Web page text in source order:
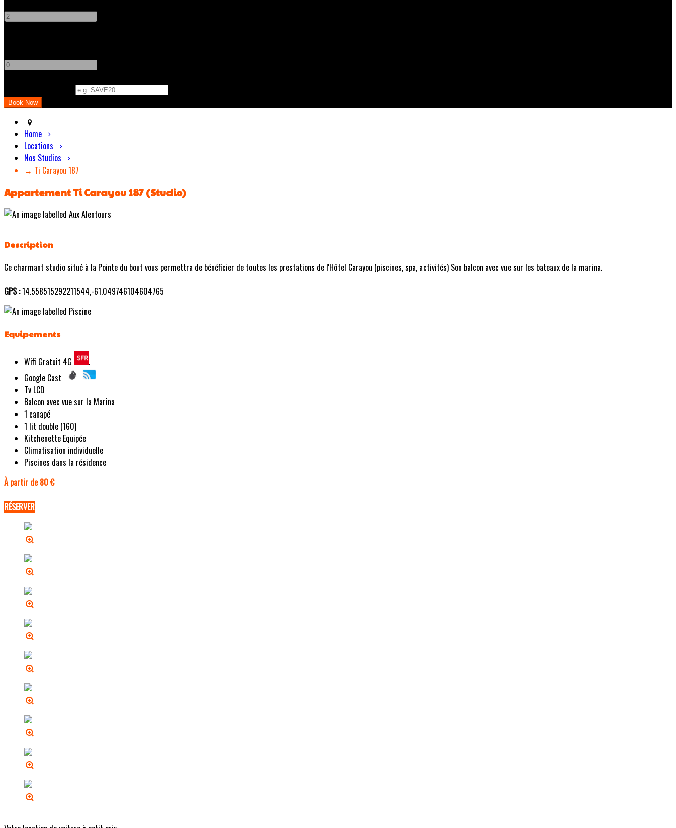
Home
Locations
Nos Studios
→ Ti Carayou 187
Appartement Ti Carayou 187 (Studio)
Description
Ce charmant studio situé à la Pointe du bout vous permettra de bénéficier de toutes les prestations de l'Hôtel Carayou (piscines, spa, activités) Son balcon avec vue sur les bateaux de la marina.
GPS :14.558515292211544,-61.049746104604765
Equipements
Wifi Gratuit 4G
.
Google Cast
Tv LCD
Balcon avec vue sur la Marina
1 canapé
1 lit double (160)
Kitchenette Equipée
Climatisation individuelle
Piscines dans la résidence
À partir de 80 €
RÉSERVER